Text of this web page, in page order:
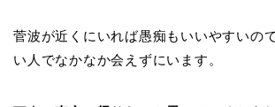
菅波が近くにいれば愚痴もいいやすいの
い人でなかなか会えずにいます。